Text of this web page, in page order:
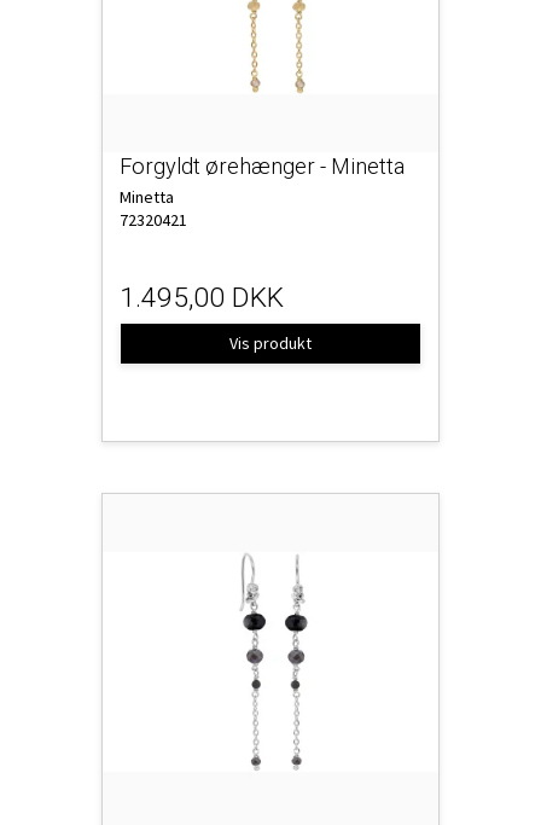
Forgyldt ørehænger - Minetta
Minetta
72320421
1.495,00 DKK
Vis produkt